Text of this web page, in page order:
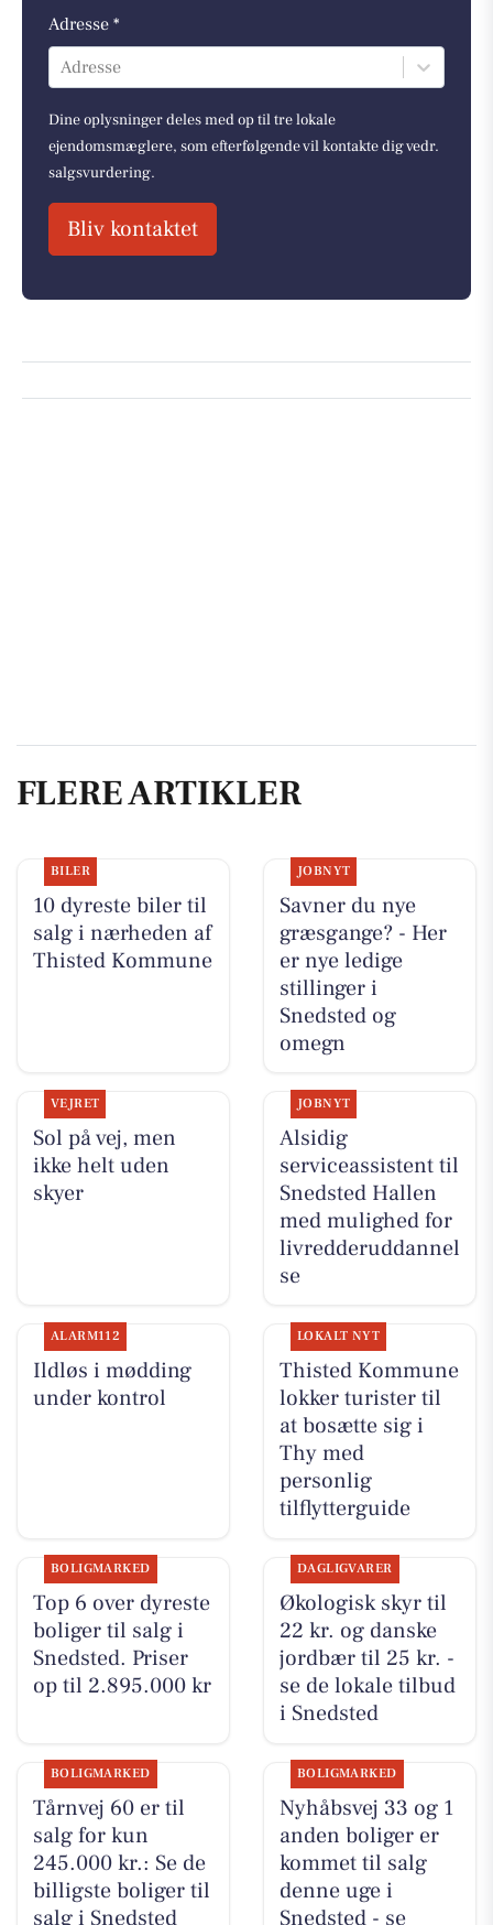
Adresse *
Adresse
Dine oplysninger deles med op til tre lokale
ejendomsmæglere, som efterfølgende vil kontakte dig vedr.
salgsvurdering.
Bliv kontaktet
FLERE ARTIKLER
BILER
10 dyreste biler til
salg i nærheden af
Thisted Kommune
JOBNYT
Savner du nye
græsgange? - Her
er nye ledige
stillinger i
Snedsted og
omegn
VEJRET
Sol på vej, men
ikke helt uden
skyer
JOBNYT
Alsidig
serviceassistent til
Snedsted Hallen
med mulighed for
livredderuddannel
se
ALARM112
Ildløs i mødding
under kontrol
LOKALT NYT
Thisted Kommune
lokker turister til
at bosætte sig i
Thy med
personlig
tilflytterguide
BOLIGMARKED
Top 6 over dyreste
boliger til salg i
Snedsted. Priser
op til 2.895.000 kr
DAGLIGVARER
Økologisk skyr til
22 kr. og danske
jordbær til 25 kr. -
se de lokale tilbud
i Snedsted
BOLIGMARKED
Tårnvej 60 er til
salg for kun
245.000 kr.: Se de
billigste boliger til
salg i Snedsted
BOLIGMARKED
Nyhåbsvej 33 og 1
anden boliger er
kommet til salg
denne uge i
Snedsted - se